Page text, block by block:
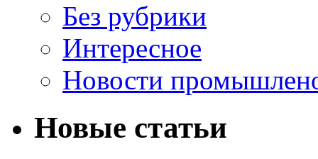
Без рубрики
Интересное
Новости
Новые статьи